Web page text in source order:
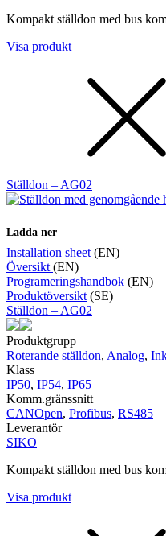
Kompakt ställdon med bus
Visa produkt
Ställdon – AG02
Ladda ner
Installation sheet (EN)
Översikt (EN)
Programeringshandbok (EN)
Produktöversikt (SE)
Ställdon – AG02
Produktgrupp
Roterande ställdon, Analog,
Klass
IP50, IP54, IP65
Komm.gränssnitt
CANOpen, Profibus, RS485
Leverantör
SIKO
Kompakt ställdon med bus
Visa produkt